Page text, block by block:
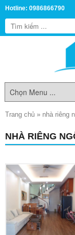
Hotline: 0986866790
Trang chủ » nhà riêng
NHÀ RIÊNG